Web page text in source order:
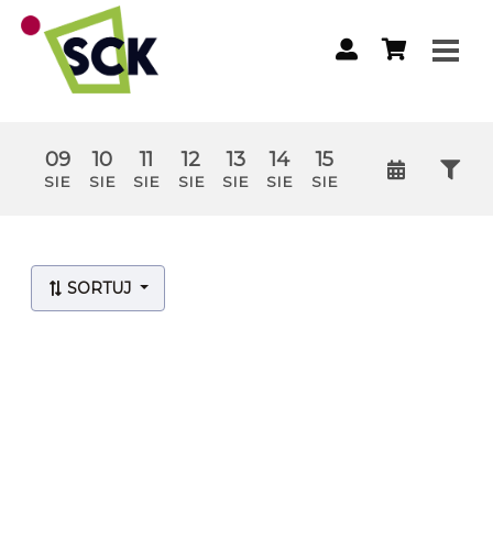
09
SIE
10
SIE
11
SIE
12
SIE
13
SIE
14
SIE
15
SIE
Lista wydarzeń:
SORTUJ